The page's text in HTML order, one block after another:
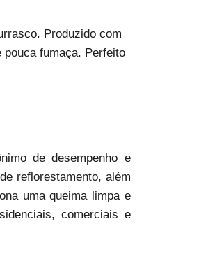
Produzido com
fumaça. Perfeito
de desempenho e
reflorestamento, além
uma queima limpa e
comerciais e